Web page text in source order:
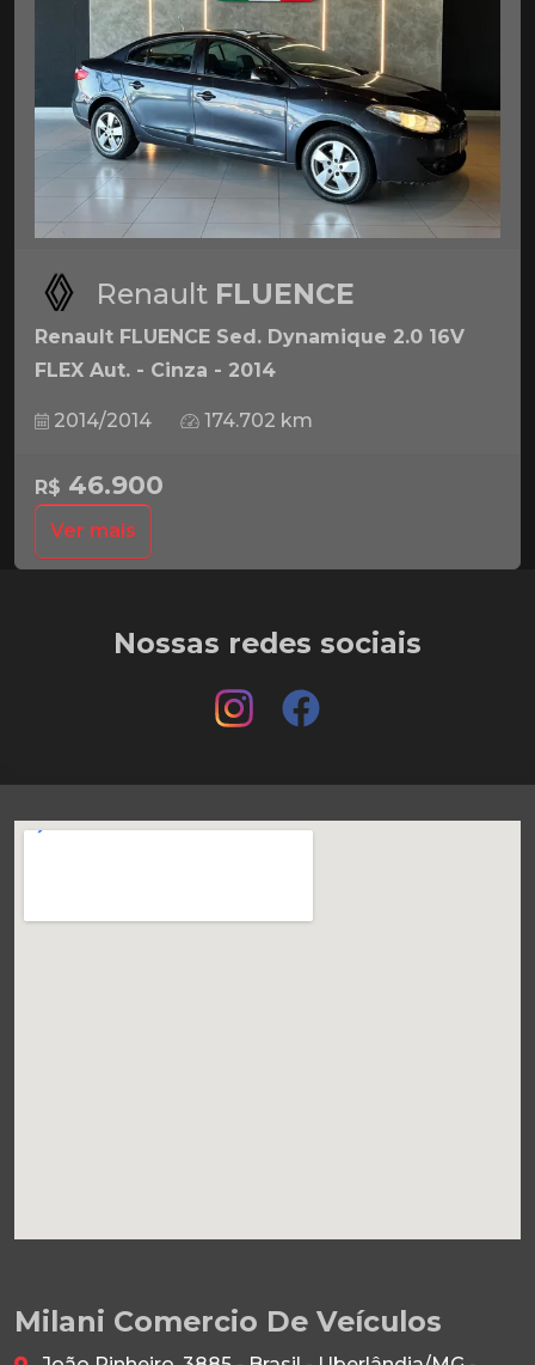
Renault FLUENCE
Renault FLUENCE Sed. Dynamique 2.0 16V
FLEX Aut. - Cinza - 2014
2014/2014 174.702 km
R$ 46.900
Ver mais
Nossas redes sociais
Milani Comercio De Veículos